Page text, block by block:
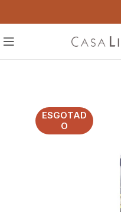
ESGOTAD
O